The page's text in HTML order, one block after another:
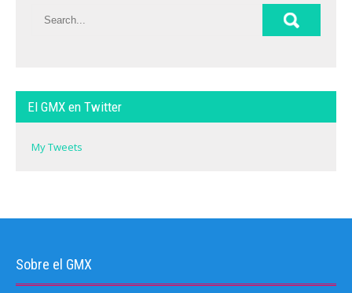
El GMX en Twitter
My Tweets
Sobre el GMX